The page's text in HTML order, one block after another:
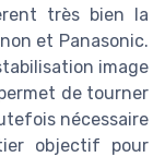
très bien la
et Panasonic.
image
de tourner
nécessaire
objectif pour